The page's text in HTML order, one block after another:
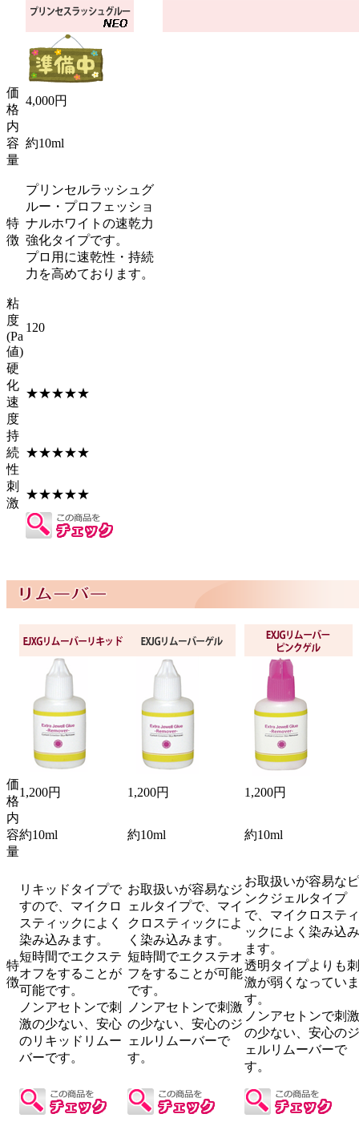
価
格
4,000円
内
容
量
約10ml
特
徴
プリンセルラッシュグ
ルー・プロフェッショ
ナルホワイトの速乾力
強化タイプです。
プロ用に速乾性・持続
力を高めております。
粘
度
(Pa
値)
120
硬
化
速
度
★★★★★
持
続
性
★★★★★
刺
激
★★★★★
価
格
1,200円 1,200円
1,200円
内
容
量
約10ml 約10ml 約10ml
特
徴
リキッドタイプで
すので、マイクロ
スティックによく
染み込みます。
短時間でエクステ
オフをすることが
可能です。
ノンアセトンで刺
激の少ない、安心
のリキッドリムー
バーです。
お取扱いが容易なジ
ェルタイプで、マイ
クロスティックによ
く染み込みます。
短時間でエクステオ
フをすることが可能
です。
ノンアセトンで刺激
の少ない、安心のジ
ェルリムーバーで
す。
お取扱いが容易なピ
ンクジェルタイプ
で、マイクロスティ
ックによく染み込み
ます。
透明タイプよりも刺
激が弱くなっていま
す。
ノンアセトンで刺激
の少ない、安心のジ
ェルリムーバーで
す。